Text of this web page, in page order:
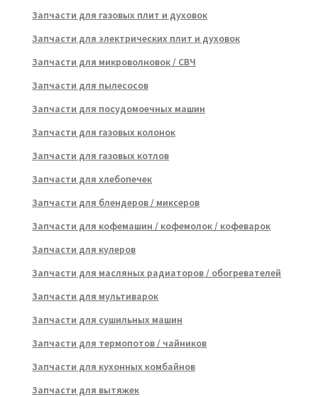
Запчасти для газовых плит и духовок
Запчасти для электрических плит и духовок
Запчасти для микроволновок / СВЧ
Запчасти для пылесосов
Запчасти для посудомоечных машин
Запчасти для газовых колонок
Запчасти для газовых котлов
Запчасти для хлебопечек
Запчасти для блендеров / миксеров
Запчасти для кофемашин / кофемолок / кофеварок
Запчасти для кулеров
Запчасти для масляных радиаторов / обогревателей
Запчасти для мультиварок
Запчасти для сушильных машин
Запчасти для термопотов / чайников
Запчасти для кухонных комбайнов
Запчасти для вытяжек